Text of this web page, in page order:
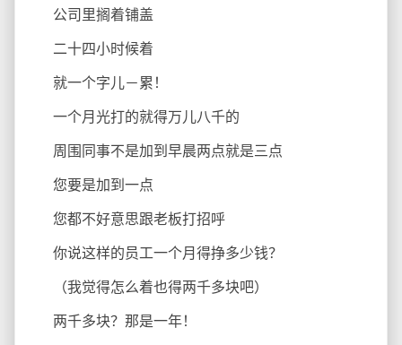
公司里搁着铺盖
二十四小时候着
就一个字儿－累！
一个月光打的就得万儿八千的
周围同事不是加到早晨两点就是三点
您要是加到一点
您都不好意思跟老板打招呼
你说这样的员工一个月得挣多少钱？
（我觉得怎么着也得两千多块吧）
两千多块？那是一年！